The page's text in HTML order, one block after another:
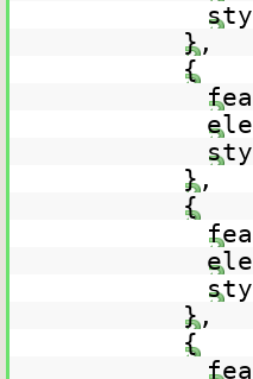
},
{
},
{
},
{